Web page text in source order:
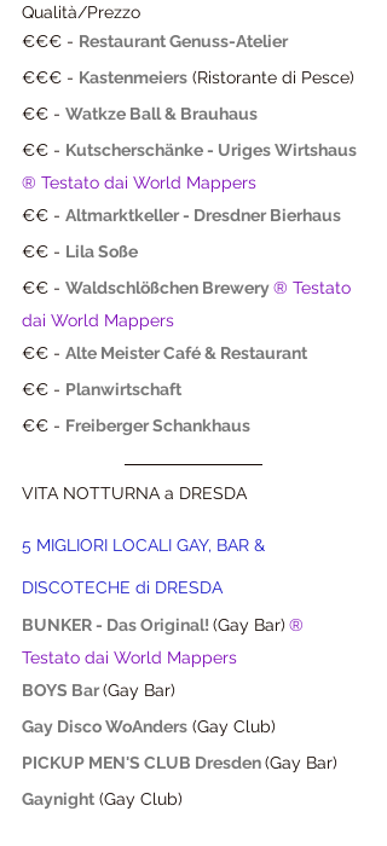
Qualità/Prezzo
€€€ - Restaurant Genuss-Atelier
€€€ - Kastenmeiers (Ristorante di Pesce)
€€ - Watkze Ball & Brauhaus
€€ - Kutscherschänke - Uriges Wirtshaus
® Testato dai World Mappers
€€ - Altmarktkeller - Dresdner Bierhaus
€€ - Lila Soße
€€ - Waldschlößchen Brewery® Testato
dai World Mappers
€€ - Alte Meister Café & Restaurant
€€ - Planwirtschaft
€€ - Freiberger Schankhaus
VITA NOTTURNA a DRESDA
5 MIGLIORI LOCALI GAY, BAR &
DISCOTECHE di DRESDA
BUNKER - Das Original! (Gay Bar) ®
Testato dai World Mappers
BOYS Bar(Gay Bar)
Gay Disco WoAnders (Gay Club)
PICKUP MEN'S CLUB Dresden(Gay Bar)
Gaynight (Gay Club)